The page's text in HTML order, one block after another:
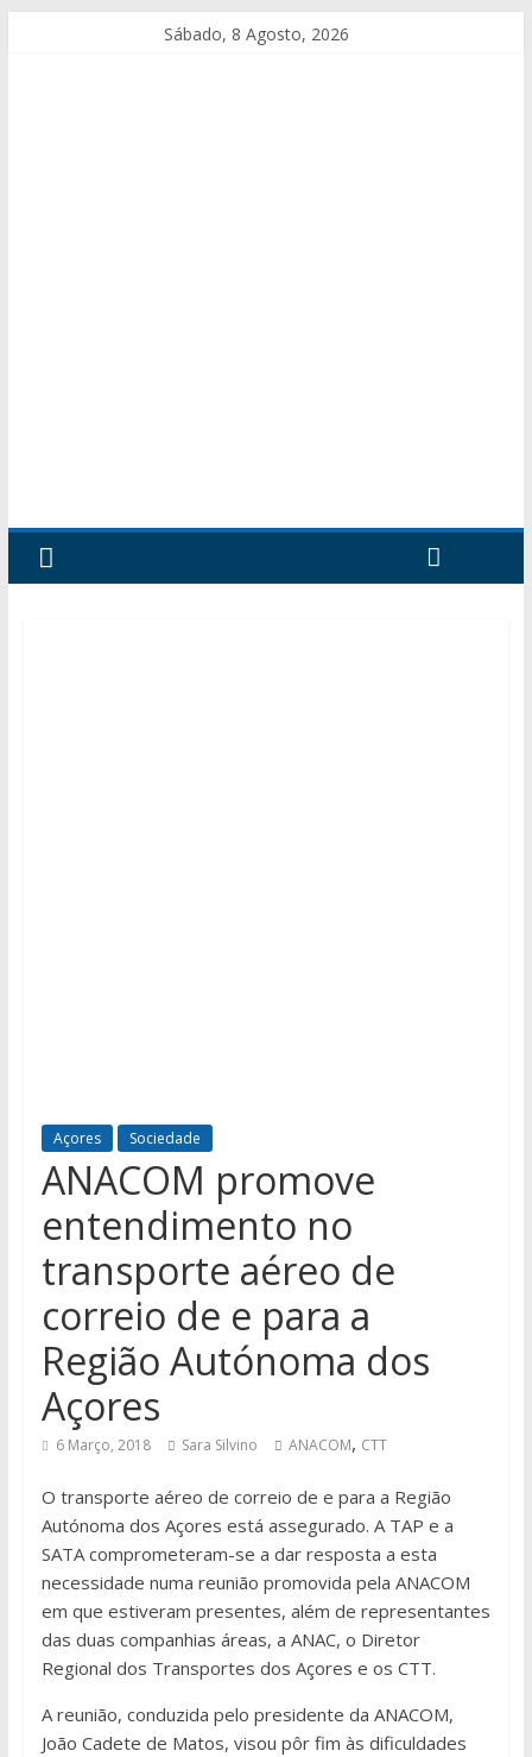
Sábado, 8 Agosto, 2026
Açores Sociedade
ANACOM promove
entendimento no
transporte aéreo de
correio de e para a
Região Autónoma dos
Açores
6 Março, 2018 Sara Silvino ANACOM, CTT
O transporte aéreo de correio de e para a Região
Autónoma dos Açores está assegurado. A TAP e a
SATA comprometeram-se a dar resposta a esta
necessidade numa reunião promovida pela ANACOM
em que estiveram presentes, além de representantes
das duas companhias áreas, a ANAC, o Diretor
Regional dos Transportes dos Açores e os CTT.
A reunião, conduzida pelo presidente da ANACOM,
João Cadete de Matos, visou pôr fim às dificuldades